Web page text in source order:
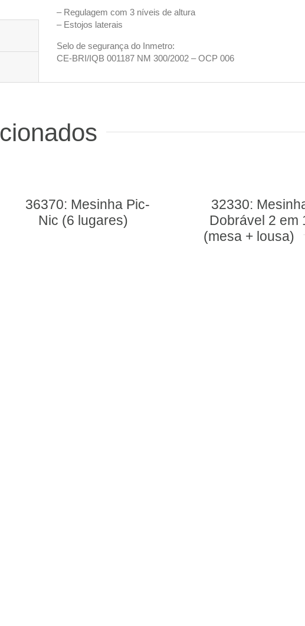
– Regulagem com 3 níveis de altura
– Estojos laterais
Selo de segurança do Inmetro:
CE-BRI/IQB 001187 NM 300/2002 – OCP 006
32330: Mesinha
Dobrável 2 em 1
5017- Mesa